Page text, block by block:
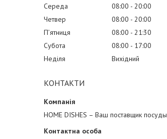
Середа
08:00
20:00
Четвер
08:00
20:00
Пʼятниця
08:00
21:30
Субота
08:00
17:00
Неділя
Вихідний
КОНТАКТИ
HOME DISHES – Ваш поставщик посуды